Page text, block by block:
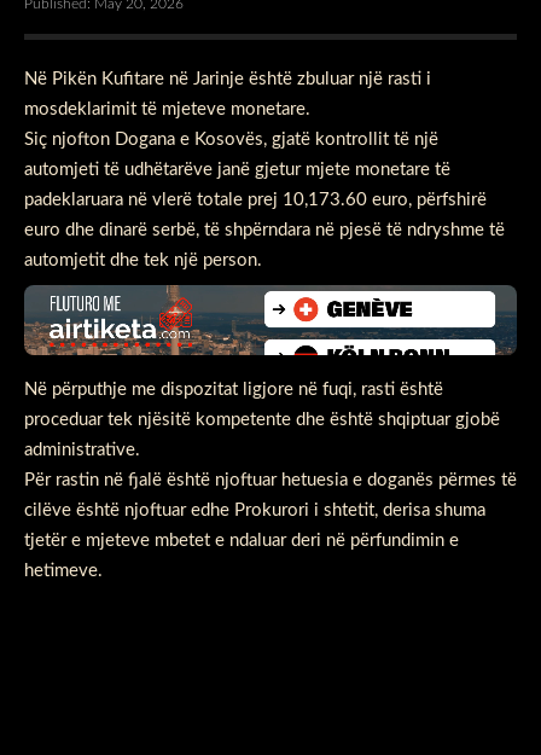
Published: May 20, 2026
Në Pikën Kufitare në Jarinje është zbuluar një rasti i
mosdeklarimit të mjeteve monetare.
Siç njofton Dogana e Kosovës, gjatë kontrollit të një
automjeti të udhëtarëve janë gjetur mjete monetare të
padeklaruara në vlerë totale prej 10,173.60 euro, përfshirë
euro dhe dinarë serbë, të shpërndara në pjesë të ndryshme të
automjetit dhe tek një person.
Në përputhje me dispozitat ligjore në fuqi, rasti është
proceduar tek njësitë kompetente dhe është shqiptuar gjobë
administrative.
Për rastin në fjalë është njoftuar hetuesia e doganës përmes të
cilëve është njoftuar edhe Prokurori i shtetit, derisa shuma
tjetër e mjeteve mbetet e ndaluar deri në përfundimin e
hetimeve.